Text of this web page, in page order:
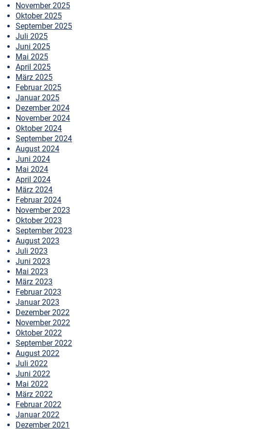
November 2025
Oktober 2025
September 2025
Juli 2025
Juni 2025
Mai 2025
April 2025
März 2025
Februar 2025
Januar 2025
Dezember 2024
November 2024
Oktober 2024
September 2024
August 2024
Juni 2024
Mai 2024
April 2024
März 2024
Februar 2024
November 2023
Oktober 2023
September 2023
August 2023
Juli 2023
Juni 2023
Mai 2023
März 2023
Februar 2023
Januar 2023
Dezember 2022
November 2022
Oktober 2022
September 2022
August 2022
Juli 2022
Juni 2022
Mai 2022
März 2022
Februar 2022
Januar 2022
Dezember 2021